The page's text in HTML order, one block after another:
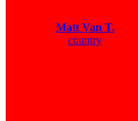
Matt Van T.
country